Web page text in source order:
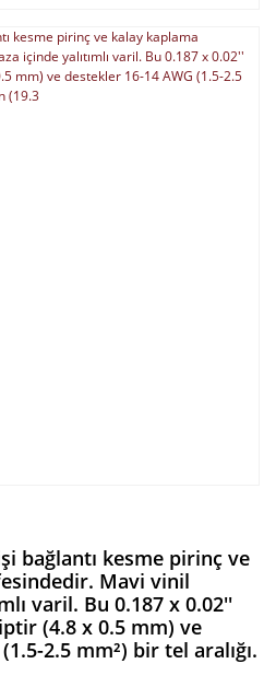
bağlantı kesme pirinç ve
Mavi vinil
varil. Bu 0.187 x 0.02''
(4.8 x 0.5 mm) ve
2.5 mm²) bir tel aralığı.